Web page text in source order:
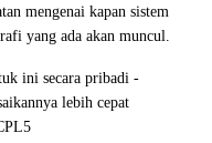
mengenai kapan sistem
yang ada akan muncul.
ini secara pribadi -
lebih cepat